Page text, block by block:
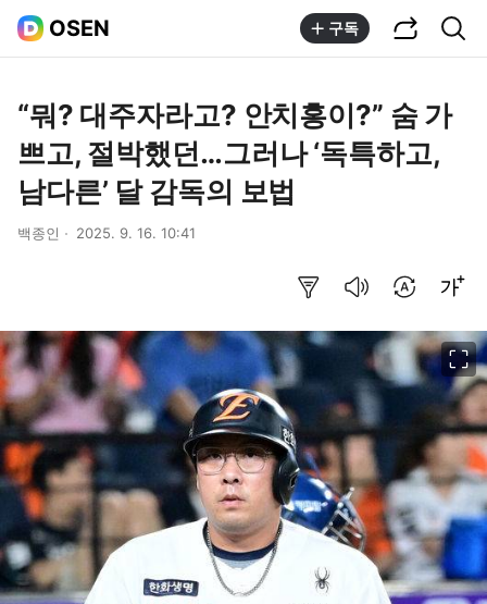
OSEN 구독
“뭐? 대주자라고? 안치홍이?” 숨 가
쁘고, 절박했던…그러나 ‘독특하고,
남다른’ 달 감독의 보법
백종인 2025. 9. 16. 10:41